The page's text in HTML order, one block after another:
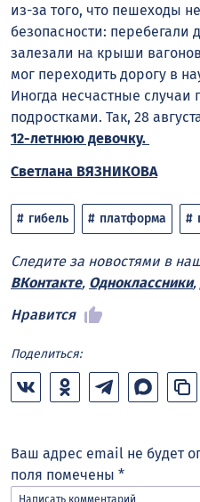
из-за того, что пешеходы
безопасности: перебегали
залезали на крыши
мог переходить дорогу в
Иногда несчастные случаи
подростками. Так, 28
12-летнюю девочку.
Светлана ВЯЗНИКОВА
гибель платформа
Следите за новостями в
ВКонтакте, Одноклассники,
Нравится
Поделиться:
Ваш адрес email не будет
поля помечены *